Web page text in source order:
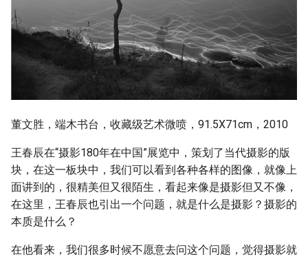
董文胜，端木书台，收藏级艺术微喷，91.5X71cm，2010
王春辰在“摄影180年在中国”展览中，策划了当代摄影的版
块，在这一板块中，我们可以看到各种各样的图像，就像上
面讲到的，很精美但又很陌生，看起来像是摄影但又不像，
在这里，王春辰也引出一个问题，就是什么是摄影？摄影的
本质是什么？
在他看来，我们很多时候不愿意去问这个问题，觉得摄影就